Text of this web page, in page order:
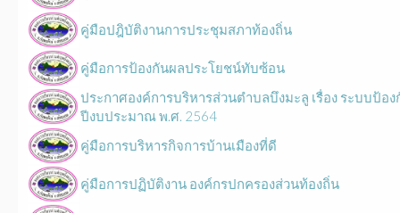
คู่มือปฎิบัติงานการประชุมสภาท้องถิ่น
คู่มือการป้องกันผลประโยชน์ทับซ้อน
ประกาศองค์การบริหารส่วนตำบลบึงมะลู เรื่อง ระบบป้
ปีงบประมาณ พ.ศ. 2564
คู่มือการบริหารกิจการบ้านเมืองที่ดี
คู่มือการปฏิบัติงาน องค์กรปกครองส่วนท้องถิ่น